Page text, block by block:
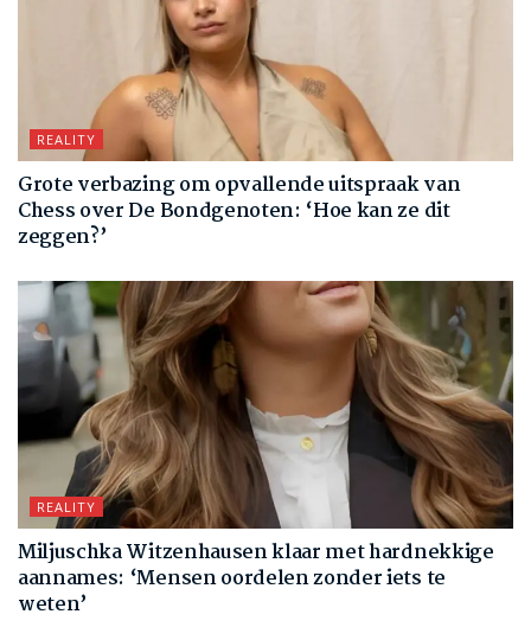
REALITY
Grote verbazing om opvallende uitspraak van
Chess over De Bondgenoten: ‘Hoe kan ze dit
zeggen?’
REALITY
Miljuschka Witzenhausen klaar met hardnekkige
aannames: ‘Mensen oordelen zonder iets te
weten’